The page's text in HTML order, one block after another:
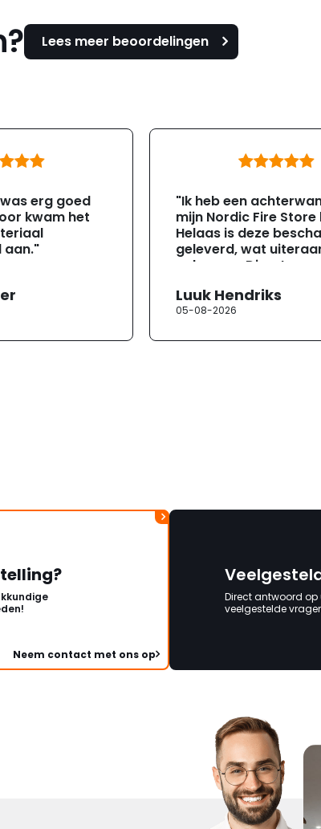
Lees meer beoordelingen
erg goed
kwam het
aan."
"Ik heb een
mijn Nordic Fire
Helaas is deze
geleverd, wat
gebeuren. Direct na
opgenomen met de
klantenservice. Helaas
erg moeizaam;
Luuk Hendriks
05-08-2026
Neem contact met ons op
Direct antwoord op
veelgestelde